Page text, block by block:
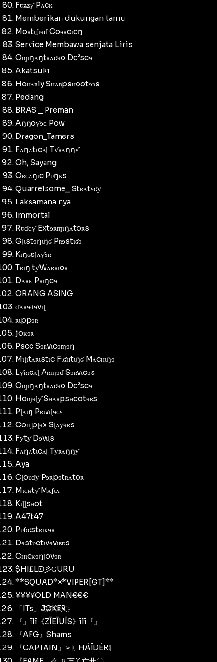
Fʋʑʑƴ Pʌcĸ
Memberikan dukungan tamu
Moʀtɩʆɩɘɗ Coɘʀcɩoŋ
Service Membawa senjata Liris
Oɱɩŋʌŋtʀʌʛɘo Do’scɘ
Akatsuki
Hoʜʌʀly Sʜʌʀpsʜootɘʀs
Pedang
BRAS _ Preman
Aŋŋoƴɘɗ Pow
Dragon_Tamers
Fʌŋʌtɩcʌɭ Tƴʀʌŋŋƴ
Oh, Sayang
Oʀʛʌŋɩc Pʋŋĸs
Quarrelsome_ Stʀʌtɘʛƴ
Laksamana nya
Immortal
Rʋɗɗƴ Extɘʀɱɩŋʌtoʀs
Gɭɩstɘŋɩŋʛ Pʀɘstɩʛɘ
Kɩŋʛsɭʌƴɘʀ
TʀɩŋɩtƴWʌʀʀɩoʀ
Dʌʀĸ Pʀɩŋcɘ
ORANG ASING
ɗʌʀɘɗɘvɩɭ
ʀɩppɘʀ
joĸɘʀ
Pscc Sɘʀvɩcɘɱɘŋ
Mɩɭɩtʌʀɩstɩc Fɩʛʜtɩŋʛ Mʌcʜɩŋɘ
Lƴʀɩcʌɭ Aʀɱɘɗ Sɘʀvɩcɘs
Oɱɩŋʌŋtʀʌʛɘo Do’scɘ
Hoɱɘɭƴ Sʜʌʀpsʜootɘʀs
Pɭʌɩŋ Pʀɩvɩɭɘʛɘ
Coɱpɭɘx Sɭʌƴɘʀs
Fƴtƴ Dɘvɩɭs
Fʌŋʌtɩcʌɭ Tƴʀʌŋŋƴ
Aya
Cɭoʋɗƴ Pɘʀpɘtʀʌtoʀ
Mɩʛʜtƴ Mʌʆɩʌ
Kɩɭɭsʜot
A47t47
Pʋɓʛstʀɩĸɘʀ
Dɘstʋctɩvɘvɩʀʋs
Cʜɩcĸɘŋɭovɘʀ
$HI£Lᗟ彡₲URU
**SQUAD*×*VIPER[GT]**
¥¥¥¥OLD MAN€€€
「ITs」J҉O҉K҉E҉R҉
『』īlī《ZĪEĪUĪS》īlī『』
『AFG』Shams
『CAPTAIN』➢〖HÁĪDÉR〗